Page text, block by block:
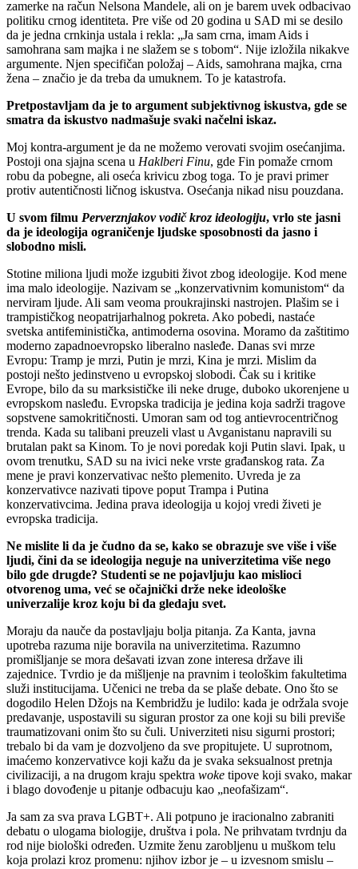
zamerke na račun Nelsona Mandele, ali on je barem uvek odbacivao
politiku crnog identiteta. Pre više od 20 godina u SAD mi se desilo
da je jedna crnkinja ustala i rekla: „Ja sam crna, imam Aids i
samohrana sam majka i ne slažem se s tobom“. Nije izložila nikakve
argumente. Njen specifičan položaj – Aids, samohrana majka, crna
žena – značio je da treba da umuknem. To je katastrofa.
Pretpostavljam da je to argument subjektivnog iskustva, gde se
smatra da iskustvo nadmašuje svaki načelni iskaz.
Moj kontra-argument je da ne možemo verovati svojim osećanjima.
Postoji ona sjajna scena u Haklberi Finu, gde Fin pomaže crnom
robu da pobegne, ali oseća krivicu zbog toga. To je pravi primer
protiv autentičnosti ličnog iskustva. Osećanja nikad nisu pouzdana.
U svom filmu Perverznjakov vodič kroz ideologiju, vrlo ste jasni
da je ideologija ograničenje ljudske sposobnosti da jasno i
slobodno misli.
Stotine miliona ljudi može izgubiti život zbog ideologije. Kod mene
ima malo ideologije. Nazivam se „konzervativnim komunistom“ da
nerviram ljude. Ali sam veoma proukrajinski nastrojen. Plašim se i
trampističkog neopatrijarhalnog pokreta. Ako pobedi, nastaće
svetska antifeministička, antimoderna osovina. Moramo da zaštitimo
moderno zapadnoevropsko liberalno nasleđe. Danas svi mrze
Evropu: Tramp je mrzi, Putin je mrzi, Kina je mrzi. Mislim da
postoji nešto jedinstveno u evropskoj slobodi. Čak su i kritike
Evrope, bilo da su marksističke ili neke druge, duboko ukorenjene u
evropskom nasleđu. Evropska tradicija je jedina koja sadrži tragove
sopstvene samokritičnosti. Umoran sam od tog antievrocentričnog
trenda. Kada su talibani preuzeli vlast u Avganistanu napravili su
brutalan pakt sa Kinom. To je novi poredak koji Putin slavi. Ipak, u
ovom trenutku, SAD su na ivici neke vrste građanskog rata. Za
mene je pravi konzervativac nešto plemenito. Uvreda je za
konzervativce nazivati tipove poput Trampa i Putina
konzervativcima. Jedina prava ideologija u kojoj vredi živeti je
evropska tradicija.
Ne mislite li da je čudno da se, kako se obrazuje sve više i više
ljudi, čini da se ideologija neguje na univerzitetima više nego
bilo gde drugde? Studenti se ne pojavljuju kao mislioci
otvorenog uma, već se očajnički drže neke ideološke
univerzalije kroz koju bi da gledaju svet.
Moraju da nauče da postavljaju bolja pitanja. Za Kanta, javna
upotreba razuma nije boravila na univerzitetima. Razumno
promišljanje se mora dešavati izvan zone interesa države ili
zajednice. Tvrdio je da mišljenje na pravnim i teološkim fakultetima
služi institucijama. Učenici ne treba da se plaše debate. Ono što se
dogodilo Helen Džojs na Kembridžu je ludilo: kada je održala svoje
predavanje, uspostavili su siguran prostor za one koji su bili previše
traumatizovani onim što su čuli. Univerziteti nisu sigurni prostori;
trebalo bi da vam je dozvoljeno da sve propitujete. U suprotnom,
imaćemo konzervativce koji kažu da je svaka seksualnost pretnja
civilizaciji, a na drugom kraju spektra woke tipove koji svako, makar
i blago dovođenje u pitanje odbacuju kao „neofašizam“.
Ja sam za sva prava LGBT+. Ali potpuno je iracionalno zabraniti
debatu o ulogama biologije, društva i pola. Ne prihvatam tvrdnju da
rod nije biološki određen. Uzmite ženu zarobljenu u muškom telu
koja prolazi kroz promenu: njihov izbor je – u izvesnom smislu –